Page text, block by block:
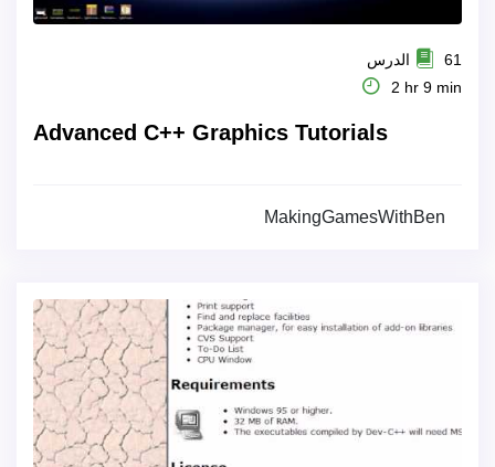
61 الدرس
2 hr 9 min
Advanced C++ Graphics Tutorials
MakingGamesWithBen